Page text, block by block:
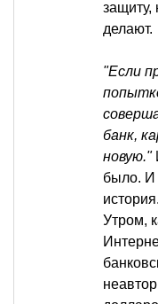
защиту,
делают.
"Если
банк,
новую."
было. И
история.
Утром,